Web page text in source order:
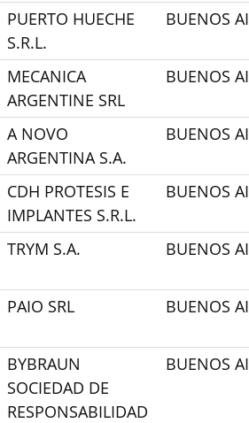
PUERTO HUECHE
S.R.L.
BUENOS
MECANICA
ARGENTINE SRL
BUENOS
A NOVO
ARGENTINA S.A.
BUENOS
CDH PROTESIS E
IMPLANTES S.R.L.
BUENOS
TRYM S.A. BUENOS
PAIO SRL BUENOS
BYBRAUN
SOCIEDAD DE
RESPONSABILIDAD
BUENOS